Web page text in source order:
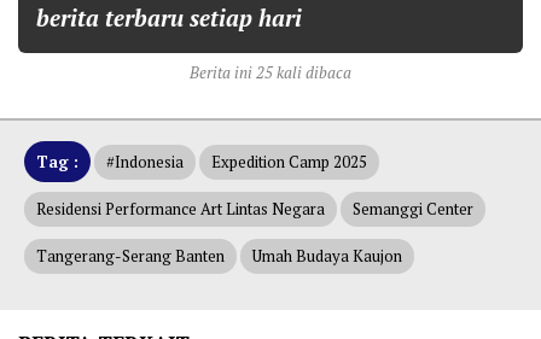
berita terbaru setiap hari
Berita ini 25 kali dibaca
Tag : #indonesia Expedition Camp 2025
Residensi Performance Art Lintas Negara Semanggi Center
Tangerang-Serang Banten Umah Budaya Kaujon